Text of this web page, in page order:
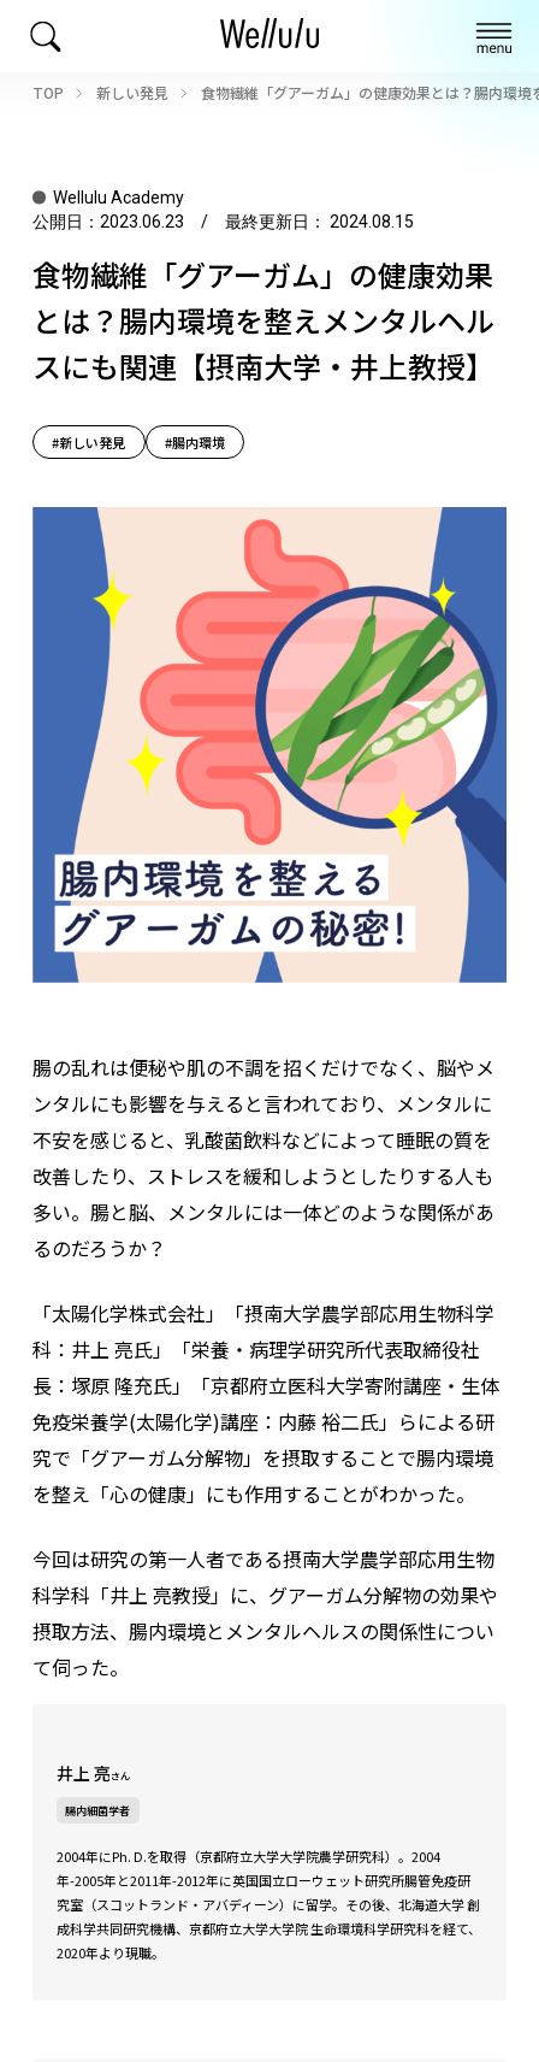
TOP 新しい発見 食物繊維「グアーガム」の健康効果とは？腸内環
Wellulu Academy
公開日： 2023.06.23 / 最終更新日： 2024.08.15
食物繊維「グアーガム」の健康効果
とは？腸内環境を整えメンタルヘル
スにも関連【摂南大学・井上教授】
#新しい発見 #腸内環境
腸の乱れは便秘や肌の不調を招くだけでなく、脳やメ
ンタルにも影響を与えると言われており、メンタルに
不安を感じると、乳酸菌飲料などによって睡眠の質を
改善したり、ストレスを緩和しようとしたりする人も
多い。腸と脳、メンタルには一体どのような関係があ
るのだろうか？
「太陽化学株式会社」「摂南大学農学部応用生物科学
科：井上 亮氏」「栄養・病理学研究所代表取締役社
長：塚原 隆充氏」「京都府立医科大学寄附講座・生体
免疫栄養学(太陽化学)講座：内藤 裕二氏」らによる研
究で「グアーガム分解物」を摂取することで腸内環境
を整え「心の健康」にも作用することがわかった。
今回は研究の第一人者である摂南大学農学部応用生物
科学科「井上 亮教授」に、グアーガム分解物の効果や
摂取方法、腸内環境とメンタルヘルスの関係性につい
て伺った。
井上 亮さん
腸内細菌学者
2004年にPh. D.を取得（京都府立大学大学院農学研究科）。2004
年-2005年と2011年-2012年に英国国立ローウェット研究所腸管免疫研
究室（スコットランド・アバディーン）に留学。その後、北海道大学 創
成科学共同研究機構、京都府立大学大学院 生命環境科学研究科を経て、
2020年より現職。